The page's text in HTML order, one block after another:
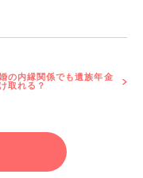
の内縁関係でも遺族年金
取れる？